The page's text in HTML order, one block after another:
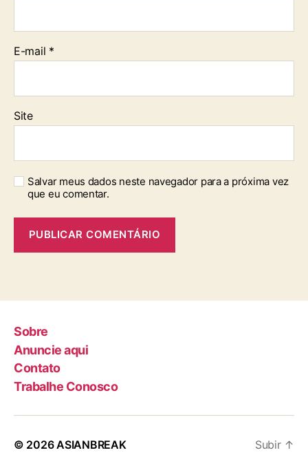
E-mail *
Site
Salvar meus dados neste navegador para a próxima vez
que eu comentar.
Sobre
Anuncie aqui
Contato
Trabalhe Conosco
© 2026ASIANBREAK Subir ↑